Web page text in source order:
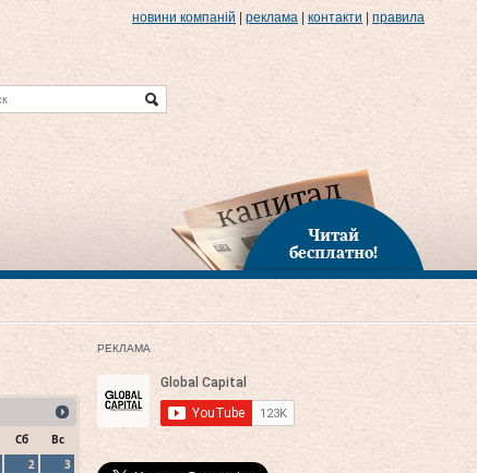
новини компаній реклама контакти правила
Читай
бесплатно!
Сб
Вс
2
3
РЕКЛАМА